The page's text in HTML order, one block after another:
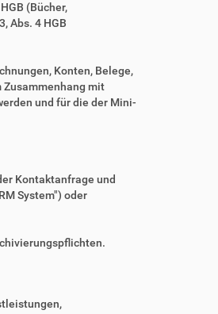
(Bücher,
Abs. 4 HGB
Konten, Belege,
Zusammenhang mit
und für die der Mini-
Kontaktanfrage und
System") oder